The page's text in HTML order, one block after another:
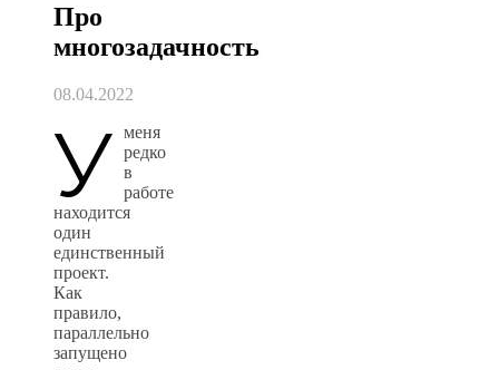
Про
многозадачность
08.04.2022
У меня
редко
в
работе
находится
один
единственный
проект.
Как
правило,
параллельно
запущено